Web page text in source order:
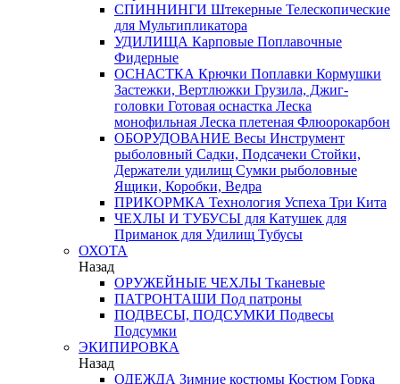
СПИННИНГИ Штекерные Телескопические
для Мультипликатора
УДИЛИЩА Карповые Поплавочные
Фидерные
ОСНАСТКА Крючки Поплавки Кормушки
Застежки, Вертлюжки Грузила, Джиг-
головки Готовая оснастка Леска
монофильная Леска плетеная Флюорокарбон
ОБОРУДОВАНИЕ Весы Инструмент
рыболовный Садки, Подсачеки Стойки,
Держатели удилищ Сумки рыболовные
Ящики, Коробки, Ведра
ПРИКОРМКА Технология Успеха Три Кита
ЧЕХЛЫ И ТУБУСЫ для Катушек для
Приманок для Удилищ Тубусы
ОХОТА
Назад
ОРУЖЕЙНЫЕ ЧЕХЛЫ Тканевые
ПАТРОНТАШИ Под патроны
ПОДВЕСЫ, ПОДСУМКИ Подвесы
Подсумки
ЭКИПИРОВКА
Назад
ОДЕЖДА Зимние костюмы Костюм Горка